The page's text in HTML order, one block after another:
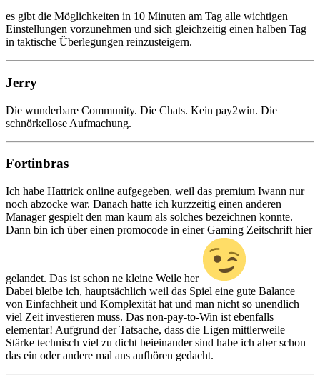
es gibt die Möglichkeiten in 10 Minuten am Tag alle wichtigen
Einstellungen vorzunehmen und sich gleichzeitig einen halben Tag
in taktische Überlegungen reinzusteigern.
Jerry
Die wunderbare Community. Die Chats. Kein pay2win. Die
schnörkellose Aufmachung.
Fortinbras
Ich habe Hattrick online aufgegeben, weil das premium Iwann nur
noch abzocke war. Danach hatte ich kurzzeitig einen anderen
Manager gespielt den man kaum als solches bezeichnen konnte.
Dann bin ich über einen promocode in einer Gaming Zeitschrift hier
gelandet. Das ist schon ne kleine Weile her
Dabei bleibe ich, hauptsächlich weil das Spiel eine gute Balance
von Einfachheit und Komplexität hat und man nicht so unendlich
viel Zeit investieren muss. Das non-pay-to-Win ist ebenfalls
elementar! Aufgrund der Tatsache, dass die Ligen mittlerweile
Stärke technisch viel zu dicht beieinander sind habe ich aber schon
das ein oder andere mal ans aufhören gedacht.